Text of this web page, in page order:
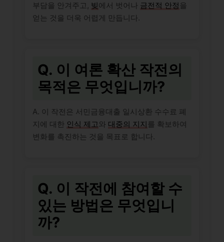
부담을 안겨주고, 빚에서 벗어나 금전적 안정을
얻는 것을 더욱 어렵게 만듭니다.
Q. 이 여론 확산 작전의
목적은 무엇입니까?
A. 이 작전은 서민금융대출 일시상환 수수료 폐
지에 대한 인식 제고 와 대중의 지지를 확보하여
변화를 촉진하는 것을 목표로 합니다.
Q. 이 작전에 참여할 수
있는 방법은 무엇입니
까?